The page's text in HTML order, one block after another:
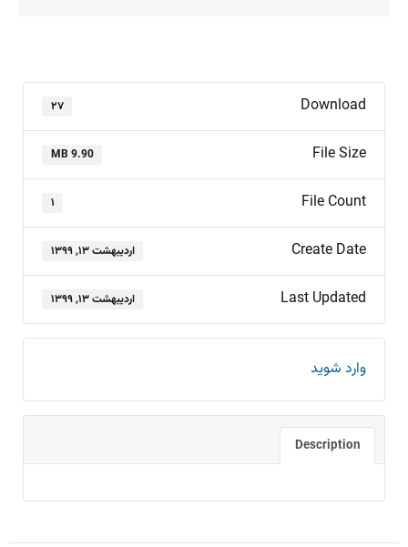
Download ۲۷
File Size
9.90 MB
File Count ۱
Create Date اردیبهشت ۱۳, ۱۳۹۹
Last Updated اردیبهشت ۱۳, ۱۳۹۹
وارد شوید
Description